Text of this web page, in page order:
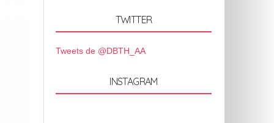
TWITTER
Tweets de @DBTH_AA
INSTAGRAM